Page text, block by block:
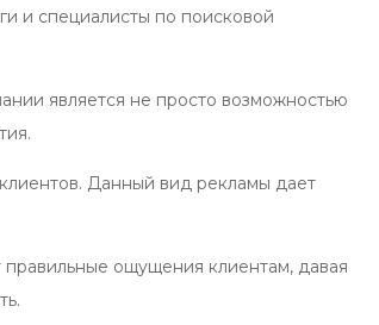
и специалисты по поисковой
является не просто возможностью
Данный вид рекламы дает
ощущения клиентам, давая